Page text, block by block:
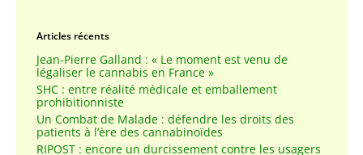
Articles récents
Jean-Pierre Galland : « Le moment est venu de
légaliser le cannabis en France »
SHC : entre réalité médicale et emballement
prohibitionniste
Un Combat de Malade : défendre les droits des
patients à l’ère des cannabinoïdes
RIPOST : encore un durcissement contre les usagers